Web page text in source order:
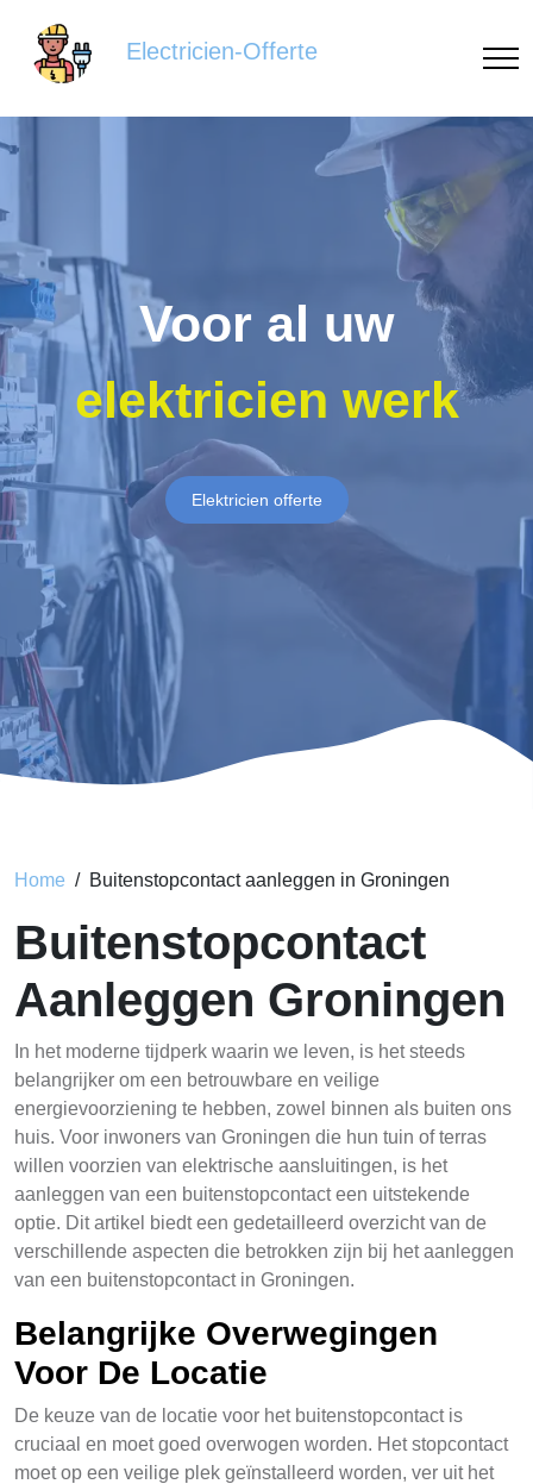
Electricien-Offerte
Voor al uw
elektricien werk
Elektricien offerte
Home Buitenstopcontact aanleggen in Groningen
Buitenstopcontact
Aanleggen Groningen
In het moderne tijdperk waarin we leven, is het steeds
belangrijker om een betrouwbare en veilige
energievoorziening te hebben, zowel binnen als buiten ons
huis. Voor inwoners van Groningen die hun tuin of terras
willen voorzien van elektrische aansluitingen, is het
aanleggen van een buitenstopcontact een uitstekende
optie. Dit artikel biedt een gedetailleerd overzicht van de
verschillende aspecten die betrokken zijn bij het aanleggen
van een buitenstopcontact in Groningen.
Belangrijke Overwegingen
Voor De Locatie
De keuze van de locatie voor het buitenstopcontact is
cruciaal en moet goed overwogen worden. Het stopcontact
moet op een veilige plek geïnstalleerd worden, ver uit het